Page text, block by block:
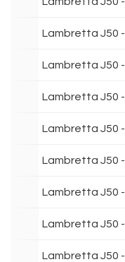
Lambretta J50
Lambretta J50
Lambretta J50
Lambretta J50
Lambretta J50
Lambretta J50
Lambretta J50
Lambretta J50 -